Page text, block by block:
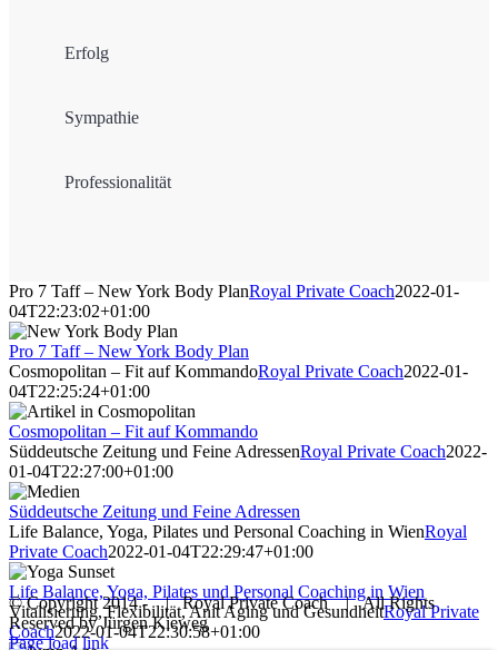
Erfolg
Sympathie
Professionalität
Pro 7 Taff – New York Body PlanRoyal Private Coach2022-01-
04T22:23:02+01:00
Pro 7 Taff – New York Body Plan
Cosmopolitan – Fit auf KommandoRoyal Private Coach2022-01-
04T22:25:24+01:00
Cosmopolitan – Fit auf Kommando
Süddeutsche Zeitung und Feine AdressenRoyal Private Coach2022-
01-04T22:27:00+01:00
Süddeutsche Zeitung und Feine Adressen
Life Balance, Yoga, Pilates und Personal Coaching in WienRoyal
Private Coach2022-01-04T22:29:47+01:00
Life Balance, Yoga, Pilates und Personal Coaching in Wien
Vitalisierung, Flexibilität, Anit Aging und GesundheitRoyal Private
Coach2022-01-04T22:30:58+01:00
© Copyright 2014 -| Royal Private Coach| All Rights
Reserved by Jürgen Kieweg
Facebook
Twitter
LinkedIn
Instagram
Page load link